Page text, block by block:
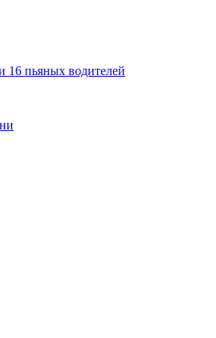
16 пьяных водителей